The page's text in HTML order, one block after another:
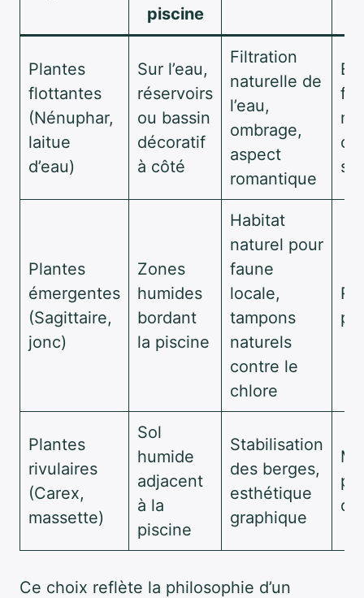
piscine
Plantes
flottantes
(Nénuphar,
laitue
d’eau)
Sur l’eau,
réservoirs
ou bassin
décoratif
à côté
Filtration
naturelle de
l’eau,
ombrage,
aspect
romantique
Plantes
émergentes
(Sagittaire,
jonc)
Zones
humides
bordant
la piscine
Habitat
naturel pour
faune
locale,
tampons
naturels
contre le
chlore
Plantes
rivulaires
(Carex,
massette)
Sol
humide
adjacent
à la
piscine
Stabilisation
des berges,
esthétique
graphique
Ce choix reflète la philosophie d’un